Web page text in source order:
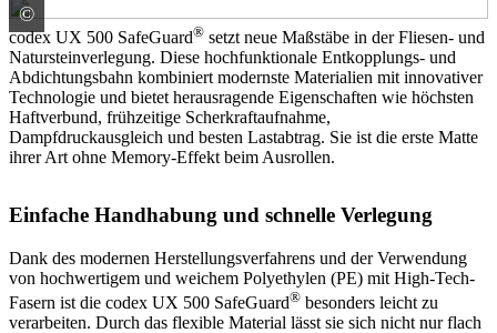
©
codex GmbH & Co. KG Ein Unternehmen der Uzin Utz
codex UX 500 SafeGuard® setzt neue Maßstäbe in der Fliesen- und
Natursteinverlegung. Diese hochfunktionale Entkopplungs- und
Abdichtungsbahn kombiniert modernste Materialien mit innovativer
Technologie und bietet herausragende Eigenschaften wie höchsten
Haftverbund, frühzeitige Scherkraftaufnahme,
Dampfdruckausgleich und besten Lastabtrag. Sie ist die erste Matte
ihrer Art ohne Memory-Effekt beim Ausrollen.
Einfache Handhabung und schnelle Verlegung
Dank des modernen Herstellungsverfahrens und der Verwendung
von hochwertigem und weichem Polyethylen (PE) mit High-Tech-
Fasern ist die codex UX 500 SafeGuard® besonders leicht zu
verarbeiten. Durch das flexible Material lässt sie sich nicht nur flach